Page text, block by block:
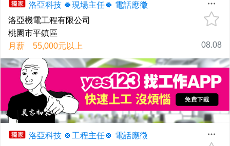
洛亞科技 🍀現場主任🍀 電話應徵
洛亞機電工程有限公司
桃園市平鎮區
月薪 55,000元以上
08.08
洛亞科技 🍀工程主任🍀 電話應徵